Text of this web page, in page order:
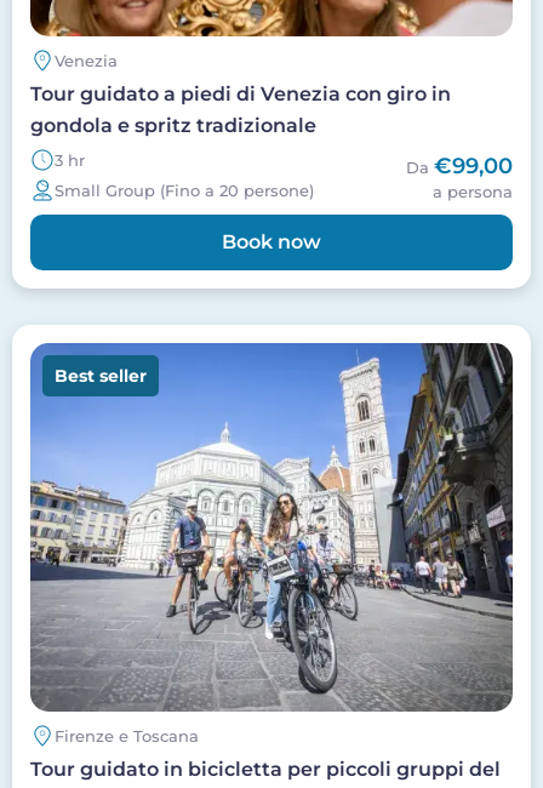
Venezia
Tour guidato a piedi di Venezia con giro in
gondola e spritz tradizionale
3 hr
Small Group (Fino a 20 persone)
Da €99,00
a persona
Book now
Image
Best seller
Firenze e Toscana
Tour guidato in bicicletta per piccoli gruppi del